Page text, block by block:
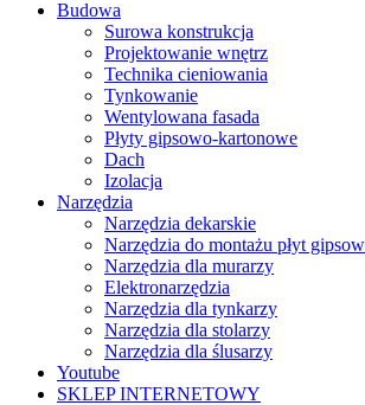
Budowa
Surowa konstrukcja
Projektowanie wnętrz
Technika cieniowania
Tynkowanie
Wentylowana fasada
Płyty gipsowo-kartonowe
Dach
Izolacja
Narzędzia
Narzędzia dekarskie
Narzędzia do montażu płyt
Narzędzia dla murarzy
Elektronarzędzia
Narzędzia dla tynkarzy
Narzędzia dla stolarzy
Narzędzia dla ślusarzy
Youtube
SKLEP INTERNETOWY